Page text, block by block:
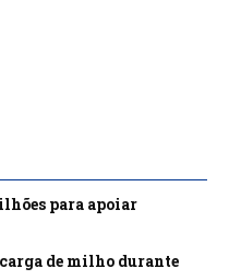
para apoiar
de milho durante